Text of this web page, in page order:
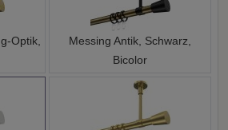
Optik,
Messing Antik, Schwarz,
Bicolor